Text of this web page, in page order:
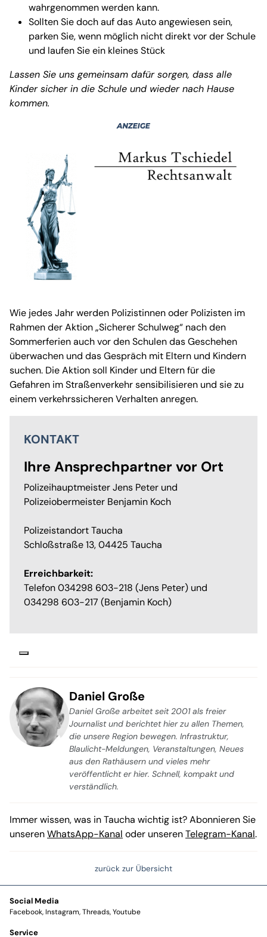
wahrgenommen werden kann.
Sollten Sie doch auf das Auto angewiesen sein,
parken Sie, wenn möglich nicht direkt vor der Schule
und laufen Sie ein kleines Stück
Lassen Sie uns gemeinsam dafür sorgen, dass alle
Kinder sicher in die Schule und wieder nach Hause
kommen.
Wie jedes Jahr werden Polizistinnen oder Polizisten im
Rahmen der Aktion „Sicherer Schulweg“ nach den
Sommerferien auch vor den Schulen das Geschehen
überwachen und das Gespräch mit Eltern und Kindern
suchen. Die Aktion soll Kinder und Eltern für die
Gefahren im Straßenverkehr sensibilisieren und sie zu
einem verkehrssicheren Verhalten anregen.
KONTAKT
Ihre Ansprechpartner vor Ort
Polizeihauptmeister Jens Peter und
Polizeiobermeister Benjamin Koch
Polizeistandort Taucha
Schloßstraße 13, 04425 Taucha
Erreichbarkeit:
Telefon 034298 603-218 (Jens Peter) und
034298 603-217 (Benjamin Koch)
Daniel Große
Daniel Große arbeitet seit 2001 als freier
Journalist und berichtet hier zu allen Themen,
die unsere Region bewegen. Infrastruktur,
Blaulicht-Meldungen, Veranstaltungen, Neues
aus den Rathäusern und vieles mehr
veröffentlicht er hier. Schnell, kompakt und
verständlich.
Immer wissen, was in Taucha wichtig ist? Abonnieren Sie
unserenWhatsApp-Kanal oder unserenTelegram-Kanal.
zurück zur Übersicht
Social Media
Facebook Instagram Threads Youtube
Service